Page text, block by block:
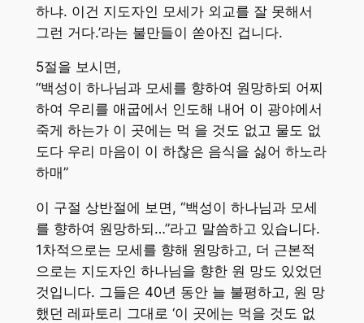
하냐. 이건 지도자인 모세가 외교를 잘 못해서
그런 거다.’라는 불만들이 쏟아진 겁니다.
5절을 보시면,
“백성이 하나님과 모세를 향하여 원망하되 어찌
하여 우리를 애굽에서 인도해 내어 이 광야에서
죽게 하는가 이 곳에는 먹 을 것도 없고 물도 없
도다 우리 마음이 이 하찮은 음식을 싫어 하노라
하매”
이 구절 상반절에 보면, “백성이 하나님과 모세
를 향하여 원망하되…”라고 말씀하고 있습니다.
1차적으로는 모세를 향해 원망하고, 더 근본적
으로는 지도자인 하나님을 향한 원 망도 있었던
것입니다. 그들은 40년 동안 늘 불평하고, 원 망
했던 레파토리 그대로 ‘이 곳에는 먹을 것도 없